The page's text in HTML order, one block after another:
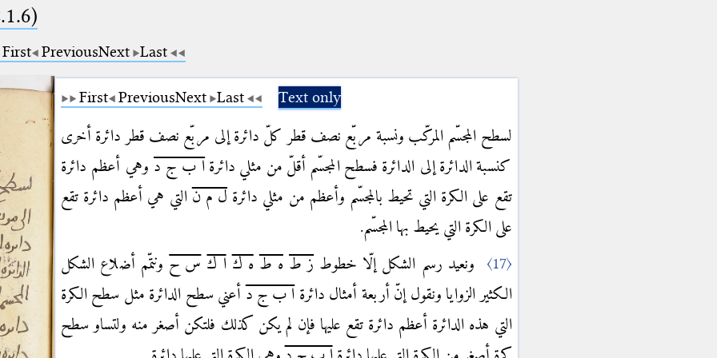
First PreviousNext Last
First PreviousNext Last Text only
لسطح المجسّم المركّب ونسبة مربّع نصف قطر كلّ دائرة إلى مربّع نصف قطر دائرة أخرى
كنسبة الدائرة إلى الدائرة فسطح المجسّم أقلّ من مثلي دائرة ا ب ج د وهي أعظم دائرة
تقع على الكرة التي تحيط بالمجسّم وأعظم من مثلي دائرة ل م ن التي هي أعظم دائرة تقع
على الكرة التي يحيط بها المجسّم.
〈17〉
ونعيد رسم الشكل إلّا خطوط ز ط ه ط ه ك ا ك س ح ونتمّم أضلاع الشكل
الكثير الزوايا ونقول إنّ أربعة أمثال دائرة ا ب ج د أعني سطح الدائرة مثل سطح الكرة
التي هذه الدائرة أعظم دائرة تقع عليها فإن لم يكن كذلك فلتكن أصغر منه ولتساو سطح